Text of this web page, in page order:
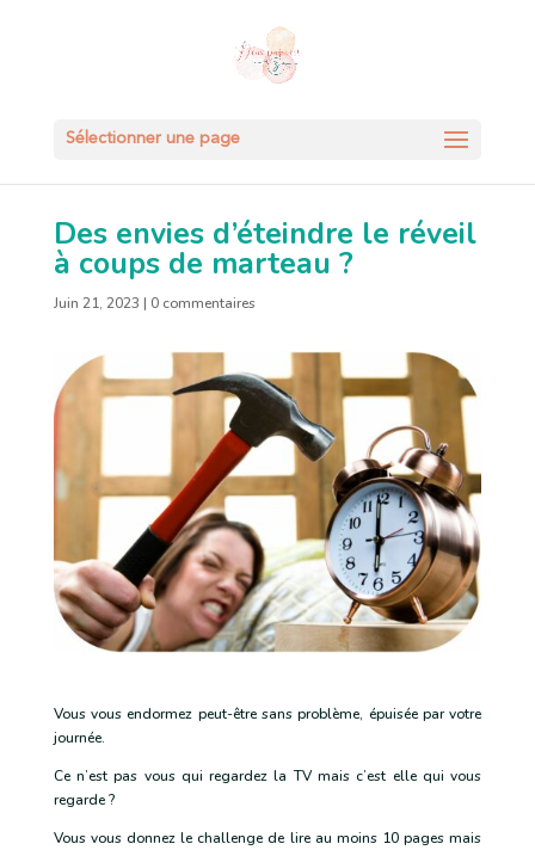
Sélectionner une page
Des envies d’éteindre le réveil
à coups de marteau ?
Juin 21, 2023 | 0 commentaires
Vous vous endormez peut-être sans problème, épuisée par votre
journée.
Ce n’est pas vous qui regardez la TV mais c’est elle qui vous
regarde ?
Vous vous donnez le challenge de lire au moins 10 pages mais